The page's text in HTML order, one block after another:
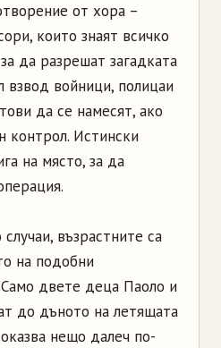
от хора –
които знаят всичко
да разрешат загадката
взвод войници, полицаи
да се намесят, ако
контрол. Истински
на място, за да
възрастните са
на подобни
двете деца Паоло и
до дъното на летящата
нещо далеч по-